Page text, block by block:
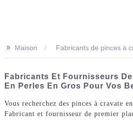
>> Maison Fabricants de pinces à
Fabricants Et Fournisseurs
En Perles En Gros Pour Vos
Vous recherchez des pinces à cravate
Fabricant et fournisseur de premier